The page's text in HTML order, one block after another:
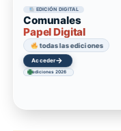
EDICIÓN DIGITAL
Comunales
Papel Digital
todas las ediciones
Acceder→
ediciones 2026